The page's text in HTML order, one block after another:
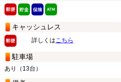
キャッシュレス
詳しくはこちら
駐車場
あり（13台）